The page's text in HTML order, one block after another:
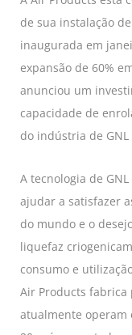
de sua instalação
inaugurada em
expansão de 60%
anunciou um
capacidade de
do indústria de
A tecnologia de
ajudar a satisfazer
do mundo e o
liquefaz
consumo e
Air Products fabrica
atualmente operam